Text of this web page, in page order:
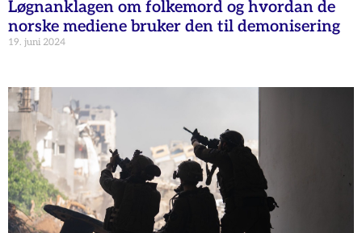
Løgnanklagen om folkemord og hvordan de
norske mediene bruker den til demonisering
19. juni 2024